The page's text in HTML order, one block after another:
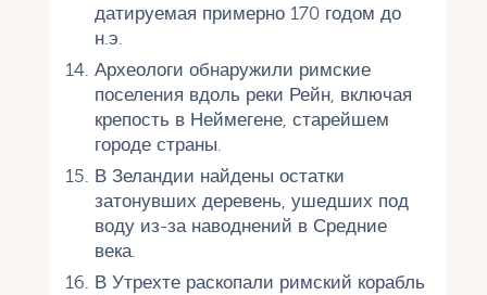
датируемая примерно 170 годом до
н.э.
Археологи обнаружили римские
поселения вдоль реки Рейн, включая
крепость в Неймегене, старейшем
городе страны.
В Зеландии найдены остатки
затонувших деревень, ушедших под
воду из-за наводнений в Средние
века.
В Утрехте раскопали римский корабль